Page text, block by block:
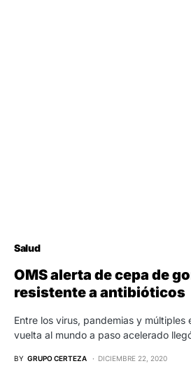
Salud
OMS alerta de cepa de
resistente a antibióticos
Entre los virus, pandemias y
vuelta al mundo a paso acelerado
BY GRUPO CERTEZA DICIEMBRE 22, 2020